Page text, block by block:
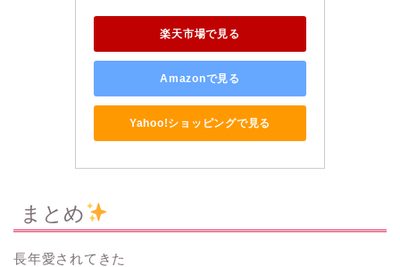
楽天市場で見る
Amazonで見る
Yahoo!ショッピングで見る
まとめ
長年愛されてきた